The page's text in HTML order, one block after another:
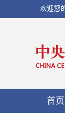
欢迎您
首页